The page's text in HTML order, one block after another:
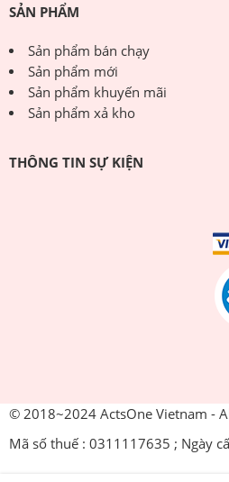
SẢN PHẨM
Sản phẩm bán chạy
Sản phẩm mới
Sản phẩm khuyến mãi
Sản phẩm xả kho
THÔNG TIN SỰ KIỆN
© 2018~2024 ActsOne Vietnam -
Mã số thuế : 0311117635 ; Ngày